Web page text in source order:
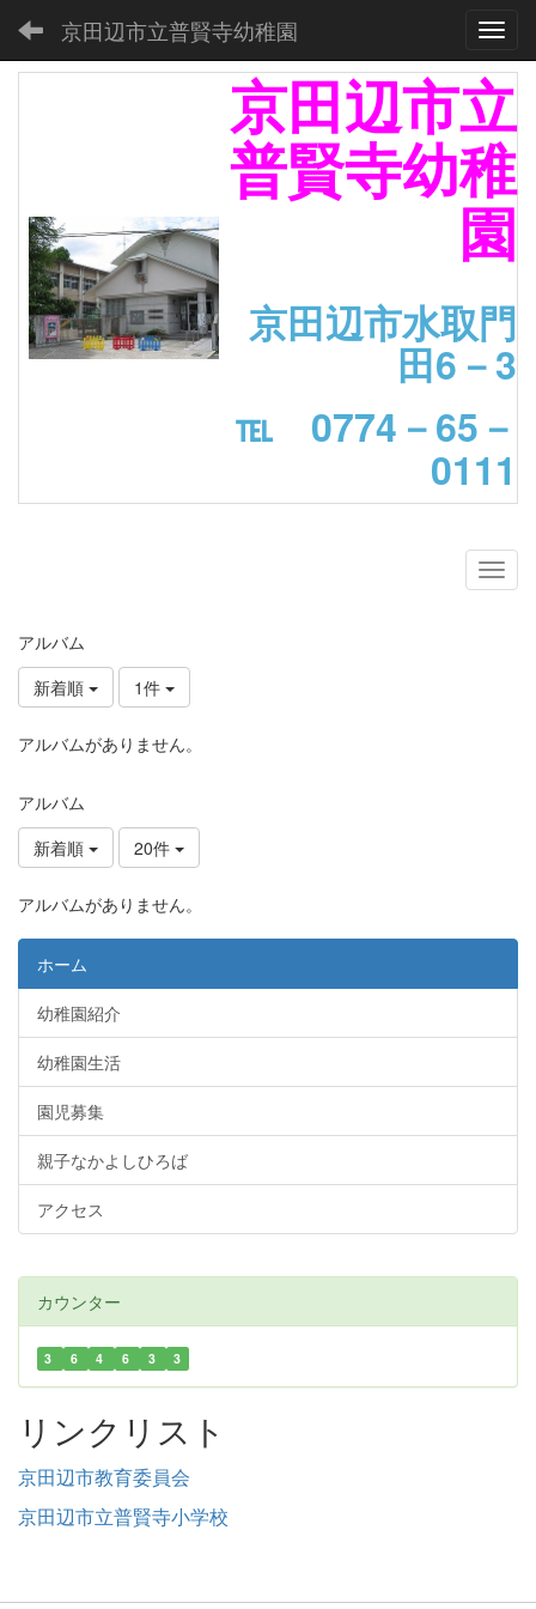
京田辺市立普賢寺幼稚園
京田辺市立
普賢寺幼稚
園
京田辺市水取門
田6－3
℡ 0774－65－
0111
アルバム
新着順
1件
アルバムがありません。
アルバム
新着順
20件
アルバムがありません。
ホーム
幼稚園紹介
幼稚園生活
園児募集
親子なかよしひろば
アクセス
カウンター
3 6 4 6 3 3
リンクリスト
京田辺市教育委員会
京田辺市立普賢寺小学校